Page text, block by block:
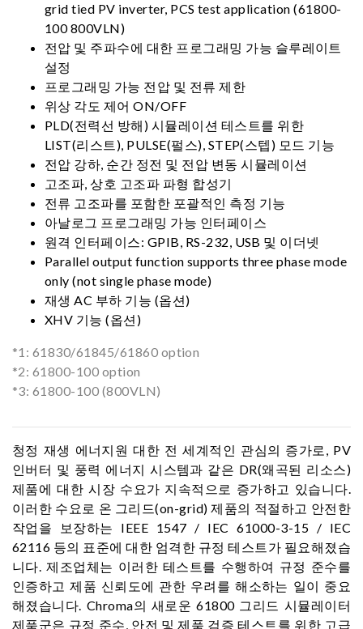
grid tied PV inverter, PCS test application (61800-
100 800VLN)
전압 및 주파수에 대한 프로그래밍 가능 슬루레이트
설정
프로그래밍 가능 전압 및 전류 제한
위상 각도 제어 ON/OFF
PLD(전력선 방해) 시뮬레이션 테스트를 위한
LIST(리스트), PULSE(펄스), STEP(스텝) 모드 기능
전압 강하, 순간 정전 및 전압 변동 시뮬레이션
고조파, 상호 고조파 파형 합성기
전류 고조파를 포함한 포괄적인 측정 기능
아날로그 프로그래밍 가능 인터페이스
원격 인터페이스: GPIB, RS-232, USB 및 이더넷
Parallel output function supports three phase mode
only (not single phase mode)
재생 AC 부하 기능 (옵션)
XHV 기능 (옵션)
*1: 61830/61845/61860 option
*2: 61800-100 option
*3: 61800-100 (800VLN)
청정 재생 에너지원 대한 전 세계적인 관심의 증가로, PV
인버터 및 풍력 에너지 시스템과 같은 DR(왜곡된 리소스)
제품에 대한 시장 수요가 지속적으로 증가하고 있습니다.
이러한 수요로 온 그리드(on-grid) 제품의 적절하고 안전한
작업을 보장하는 IEEE 1547 / IEC 61000-3-15 / IEC
62116 등의 표준에 대한 엄격한 규정 테스트가 필요해졌습
니다. 제조업체는 이러한 테스트를 수행하여 규정 준수를
인증하고 제품 신뢰도에 관한 우려를 해소하는 일이 중요
해졌습니다. Chroma의 새로운 61800 그리드 시뮬레이터
제품군은 규정 준수, 안전 및 제품 검증 테스트를 위한 고급